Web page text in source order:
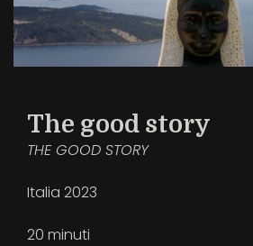
The good story
THE GOOD STORY
Italia 2023
20 minuti